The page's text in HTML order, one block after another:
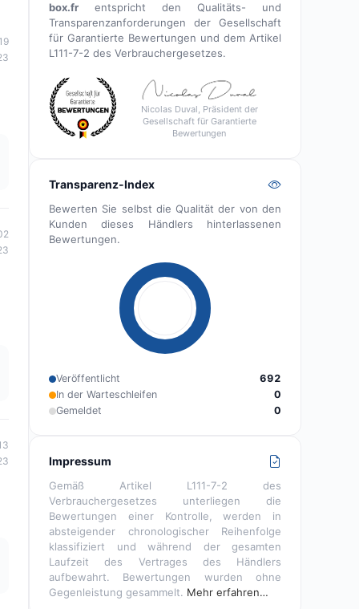
box.fr entspricht den Qualitäts- und
Transparenzanforderungen der Gesellschaft
für Garantierte Bewertungen und dem Artikel
L111-7-2 des Verbrauchergesetzes.
Nicolas Duval, Präsident der
Gesellschaft für Garantierte
Bewertungen
Transparenz-Index
Bewerten Sie selbst die Qualität der von den
Kunden dieses Händlers hinterlassenen
Bewertungen.
Veröffentlicht
692
In der Warteschleifen
0
Gemeldet
0
Impressum
Gemäß Artikel L111-7-2 des
Verbrauchergesetzes unterliegen die
Bewertungen einer Kontrolle, werden in
absteigender chronologischer Reihenfolge
klassifiziert und während der gesamten
Laufzeit des Vertrages des Händlers
aufbewahrt. Bewertungen wurden ohne
Gegenleistung gesammelt. Mehr erfahren…